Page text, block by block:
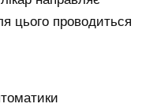
цього проводиться